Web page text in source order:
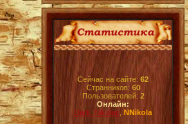
Сейчас на сайте: 62
Странников: 60
Пользователей: 2
Онлайн:
Dark_Nikolas NNikola